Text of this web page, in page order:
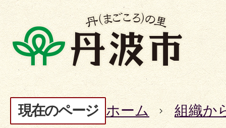
現在のページ ホーム 組織か